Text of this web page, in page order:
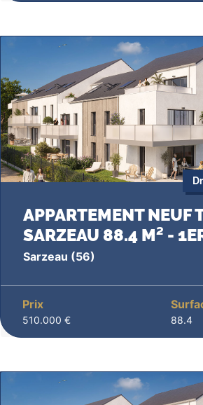
APPARTEMENT NEUF
SARZEAU 88.4 M² -
Sarzeau (56)
Prix
510.000 € 88.4